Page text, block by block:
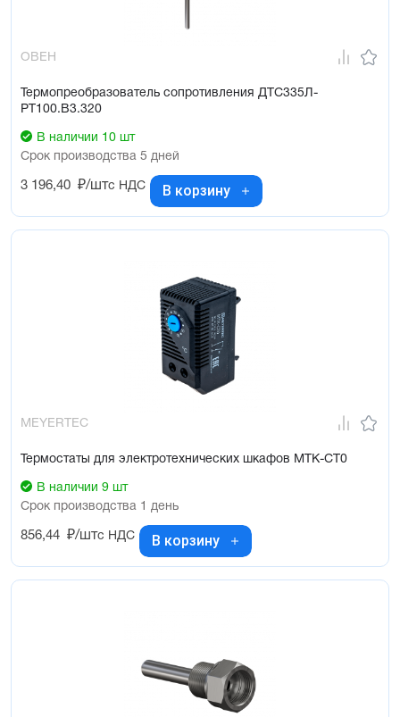
ОВЕН
Термопреобразователь сопротивления ДТС335Л-
РТ100.В3.320
В наличии 10 шт
Срок производства 5 дней
3 196,40 ₽/штс НДС В корзину
MEYERTEC
Термостаты для электротехнических шкафов MTK-CT0
В наличии 9 шт
Срок производства 1 день
856,44 ₽/штс НДС В корзину